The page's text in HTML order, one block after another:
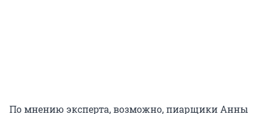
По мнению эксперта, возможно, пиарщики Анны